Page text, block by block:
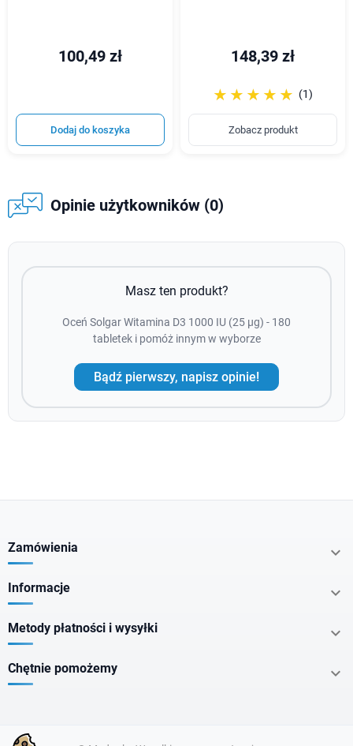
100,49 zł
Dodaj do koszyka
148,39 zł
☆☆☆☆☆
★★★★★ (1)
Zobacz produkt
Opinie użytkowników (0)
Masz ten produkt?
Oceń Solgar Witamina D3 1000 IU (25 µg) - 180
tabletek i pomóż innym w wyborze
Bądź pierwszy, napisz opinie!
Zamówienia 
Informacje 
Metody płatności i wysyłki 
Chętnie pomożemy 